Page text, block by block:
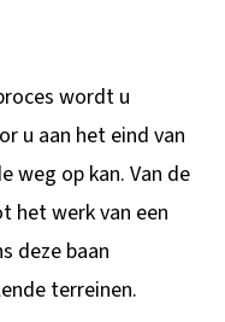
wordt u
u aan het eind van
weg op kan. Van de
het werk van een
deze baan
terreinen.